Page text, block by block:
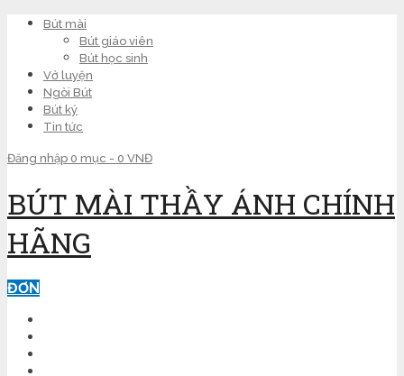
Bút mài
Bút giáo viên
Bút học sinh
Vở luyện
Ngòi Bút
Bút ký
Tin tức
Đăng nhập 0 mục - 0 VNĐ
BÚT MÀI THẦY ÁNH CHÍNH
HÃNG
ĐƠN